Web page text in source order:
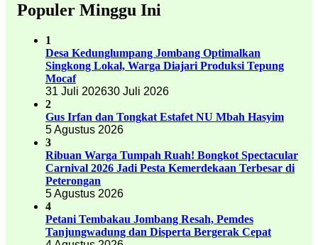
Populer Minggu Ini
1
Desa Kedunglumpang Jombang Optimalkan
Singkong Lokal, Warga Diajari Produksi Tepung
Mocaf
31 Juli 202630 Juli 2026
2
Gus Irfan dan Tongkat Estafet NU Mbah Hasyim
5 Agustus 2026
3
Ribuan Warga Tumpah Ruah! Bongkot Spectacular
Carnival 2026 Jadi Pesta Kemerdekaan Terbesar di
Peterongan
5 Agustus 2026
4
Petani Tembakau Jombang Resah, Pemdes
Tanjungwadung dan Disperta Bergerak Cepat